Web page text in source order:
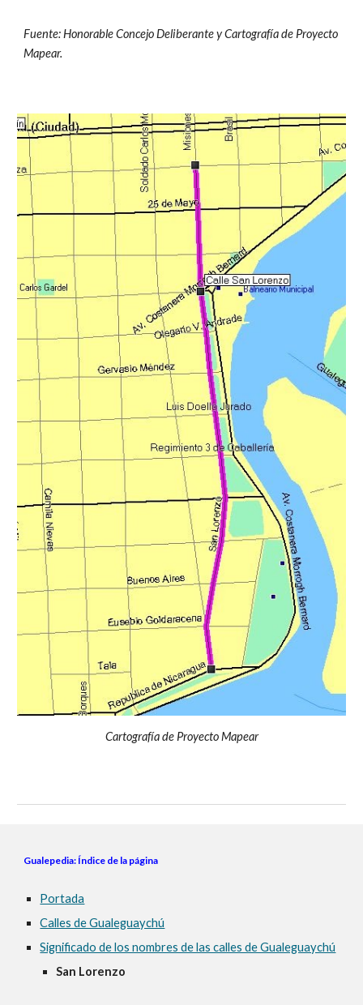
Fuente: Honorable Concejo Deliberante y Cartografía de Proyecto
Mapear.
Cartografía de Proyecto Mapear
Gualepedia: Índice de la página
Portada
Calles de Gualeguaychú
Significado de los nombres de las calles de Gualeguaychú
San Lorenzo